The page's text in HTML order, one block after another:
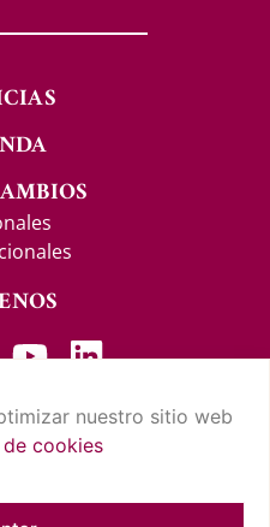
nuestro sitio web
cookiesAVISO LEGAL
NORMATIVO